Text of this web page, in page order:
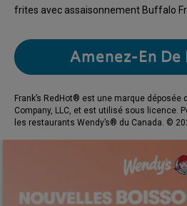
frites avec assaisonnement Buffalo
Amenez-En De
Frank’s RedHot® est une marque déposée
Company, LLC, et est utilisé sous licence.
les restaurants Wendy’s® du Canada. ©